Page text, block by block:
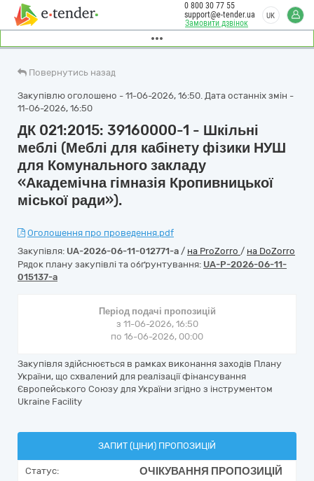
Замовити дзвінок
0 800 30 77 55
support@e-tender.ua
UK
Повернутись назад
Закупівлю оголошено - 11-06-2026, 16:50. Дата останніх змін -
11-06-2026, 16:50
ДК 021:2015: 39160000-1 - Шкільні
меблі (Меблі для кабінету фізики НУШ
для Комунального закладу
«Академічна гімназія Кропивницької
міської ради»).
Оголошення про проведення.pdf
Закупівля: UA-2026-06-11-012771-a / на ProZorro / на DoZorro
Рядок плану закупівлі та обґрунтування: UA-P-2026-06-11-
015137-a
Період подачі пропозицій
з 11-06-2026, 16:50
по 16-06-2026, 00:00
Закупівля здійснюється в рамках виконання заходів Плану
України, що схвалений для реалізації фінансування
Європейського Союзу для України згідно з інструментом
Ukraine Facility
ЗАПИТ (ЦІНИ) ПРОПОЗИЦІЙ
Статус: ОЧІКУВАННЯ ПРОПОЗИЦІЙ